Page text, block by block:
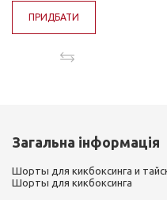
ПРИДБАТИ
Загальна інформація
Шорты для кикбоксинга и
Шорты для кикбоксинга